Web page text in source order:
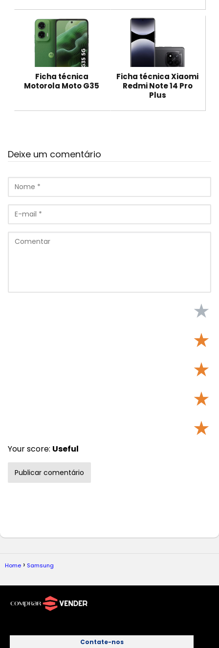
Ficha técnica
Motorola Moto G35
Ficha técnica Xiaomi
Redmi Note 14 Pro
Plus
Deixe um comentário
★
★
★
★
★
Your score: Useful
Home Samsung
Contate-nos